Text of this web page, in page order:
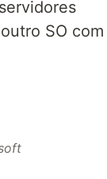
SO com